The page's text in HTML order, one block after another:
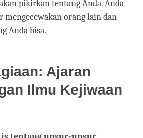
pikirkan tentang Anda. Anda
orang lain dan
Anda bisa.
Ajaran
Ilmu Kejiwaan